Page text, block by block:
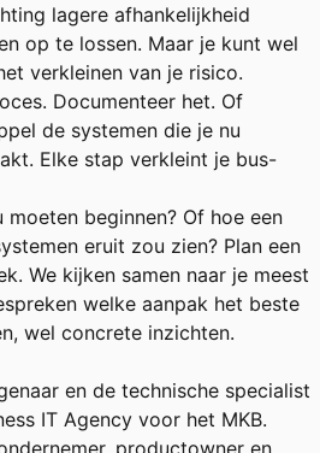
lagere afhankelijkheid
op te lossen. Maar je kunt wel
verkleinen van je risico.
Documenteer het. Of
de systemen die je nu
Elke stap verkleint je bus-
beginnen? Of hoe een
eruit zou zien? Plan een
. We kijken samen naar je meest
welke aanpak het beste
wel concrete inzichten.
en de technische specialist
IT Agency voor het MKB.
productowner en